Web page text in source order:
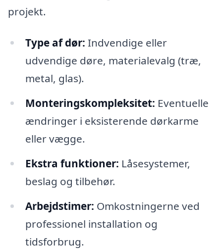
projekt.
Type af dør: Indvendige eller
udvendige døre, materialevalg (træ,
metal, glas).
Monteringskompleksitet: Eventuelle
ændringer i eksisterende dørkarme
eller vægge.
Ekstra funktioner: Låsesystemer,
beslag og tilbehør.
Arbejdstimer: Omkostningerne ved
professionel installation og
tidsforbrug.